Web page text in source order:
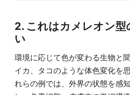
2. これはカメレオン型
い
環境に応じて色が変わる生物と
イカ、タコのような体色変化を
れらの例では、外界の状態を感